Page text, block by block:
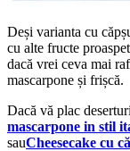
Deși varianta cu
cu alte fructe
dacă vrei ceva mai
mascarpone și frișcă.
Dacă vă plac
mascarpone in stil
sauCheesecake cu